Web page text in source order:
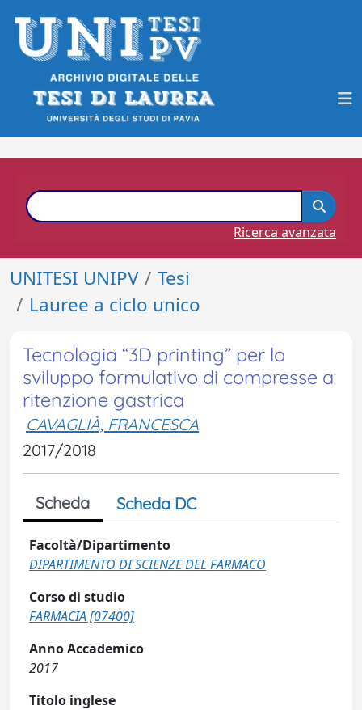
Ricerca avanzata
UNITESI UNIPV
Tesi
Lauree a ciclo unico
Tecnologia “3D printing” per lo
sviluppo formulativo di compresse a
ritenzione gastrica
CAVAGLIÀ, FRANCESCA
2017/2018
Scheda Scheda DC
Facoltà/Dipartimento
DIPARTIMENTO DI SCIENZE DEL FARMACO
Corso di studio
FARMACIA [07400]
Anno Accademico
2017
Titolo inglese